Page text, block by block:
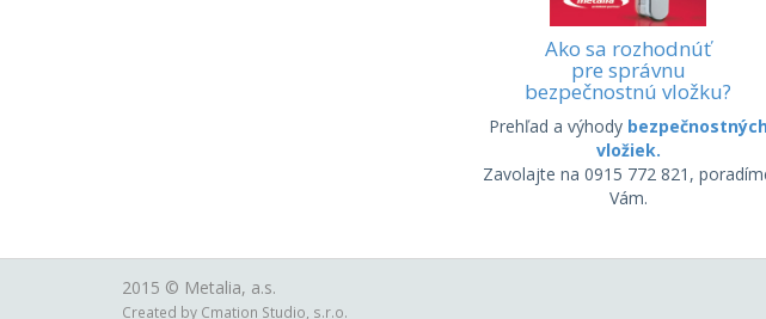
Ako sa rozhodnúť
pre správnu
bezpečnostnú vložku?
Prehľad a výhody
vložiek.
Zavolajte na 0915 772 821,
Vám.
2015 © Metalia, a.s.
Created by Cmation Studio, s.r.o.